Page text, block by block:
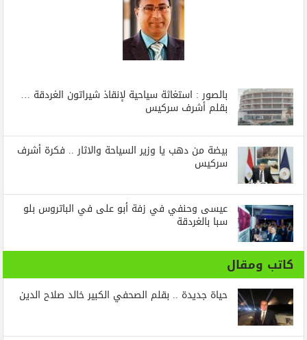
بالصور : استغاثة سياحية لإنقاذ شيراتون الغردقة …
بقلم أشرف سركيس
بيضة من دهب يا وزير السياحة والاثار .. فكرة أشرف
سركيس
عيسى وحنفي في زفة أبو على في الباتروس بلو
سبا بالغردقة
كاتب ومقال
حياة جديدة .. بقلم الصحفي الكبير خالد صلاح الدين